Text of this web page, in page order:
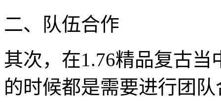
二、队伍合作
其次，在1.76精品复古当
的时候都是需要进行团